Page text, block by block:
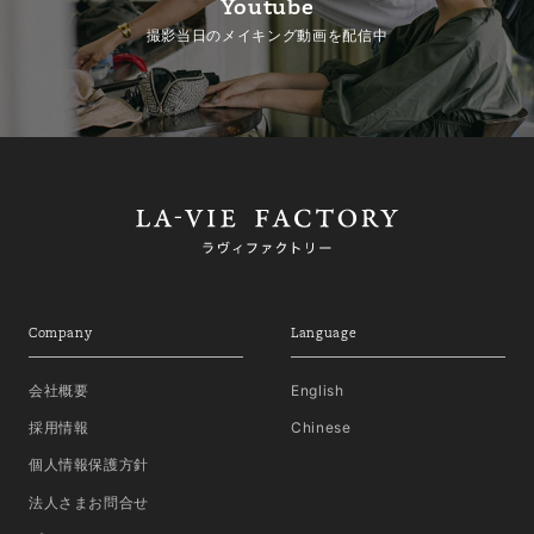
撮影当日のメイキング動画を配信中
Company
会社概要
採用情報
個人情報保護方針
法人さまお問合せ
Language
English
Chinese